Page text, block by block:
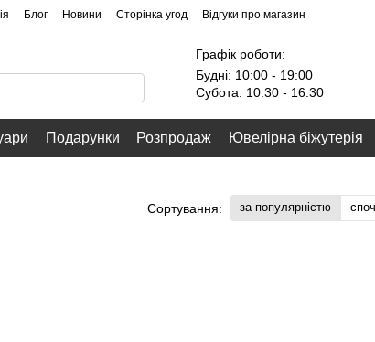
Блог Новини Сторінка угод Відгуки про магазин
Графік роботи:
Будні: 10:00 - 19:00
Субота: 10:30 - 16:30
Подарунки Розпродаж Ювелірна біжутерія
Сортування: за популярністю